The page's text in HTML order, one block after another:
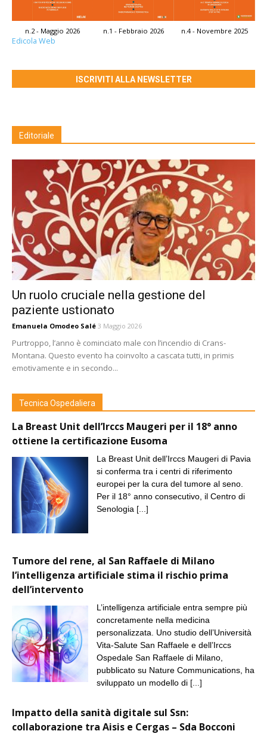
n.2 - Maggio 2026 n.1 - Febbraio 2026 n.4 - Novembre 2025
Edicola Web
ISCRIVITI ALLA NEWSLETTER
Editoriale
Un ruolo cruciale nella gestione del
paziente ustionato
Emanuela Omodeo Salé 3 Maggio 2026
Purtroppo, l’anno è cominciato male con l’incendio di Crans-
Montana. Questo evento ha coinvolto a cascata tutti, in primis
emotivamente e in secondo...
Tecnica Ospedaliera
La Breast Unit dell’Irccs Maugeri per il 18° anno
ottiene la certificazione Eusoma
La Breast Unit dell’Irccs Maugeri di Pavia
si conferma tra i centri di riferimento
europei per la cura del tumore al seno.
Per il 18° anno consecutivo, il Centro di
Senologia [...]
Tumore del rene, al San Raffaele di Milano
l’intelligenza artificiale stima il rischio prima
dell’intervento
L’intelligenza artificiale entra sempre più
concretamente nella medicina
personalizzata. Uno studio dell’Università
Vita-Salute San Raffaele e dell’Irccs
Ospedale San Raffaele di Milano,
pubblicato su Nature Communications, ha
sviluppato un modello di [...]
Impatto della sanità digitale sul Ssn:
collaborazione tra Aisis e Cergas – Sda Bocconi